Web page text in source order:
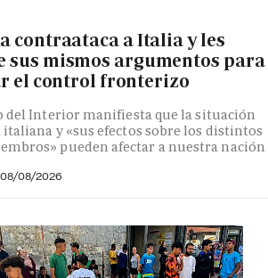
contraataca a Italia y les
sus mismos argumentos para
el control fronterizo
Interior manifiesta que la situación
y «sus efectos sobre los distintos
pueden afectar a nuestra nación
08/08/2026